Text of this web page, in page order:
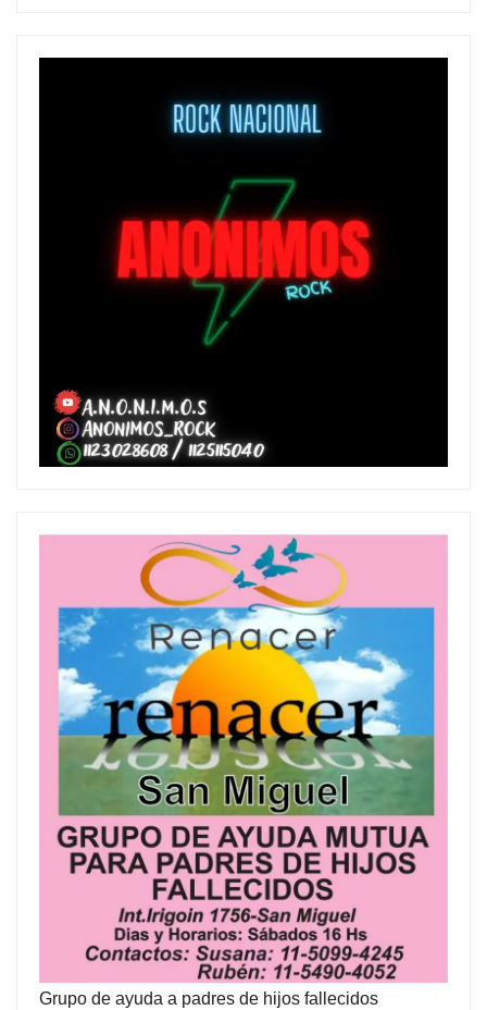
Grupo de ayuda a padres de hijos fallecidos